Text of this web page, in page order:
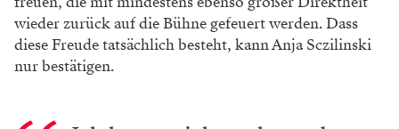
wieder zurück auf die Bühne gefeuert werden. Dass
diese Freude tatsächlich besteht, kann Anja Sczilinski
nur bestätigen.